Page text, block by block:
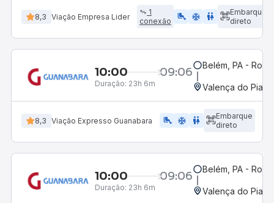
8,3 Viação Empresa Lider
1
conexão
airline_seat_legroom_extra ac_unit WC
Embarque
direto
10:00 09:06
Duração: 23h 6m
Belém, PA -
Valença do
8,3 Viação Expresso Guanabara airline_seat_legroom_extra ac_unit WC
Embarque
direto
10:00 09:06
Duração: 23h 6m
Belém, PA -
Valença do